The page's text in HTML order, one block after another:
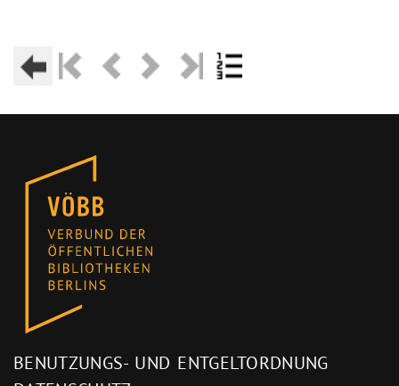
BENUTZUNGS- UND ENTGELTORDNUNG